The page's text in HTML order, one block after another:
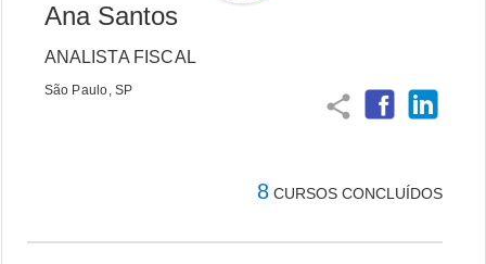
Ana Santos
ANALISTA FISCAL
São Paulo, SP
share
8 CURSOS CONCLUÍDOS